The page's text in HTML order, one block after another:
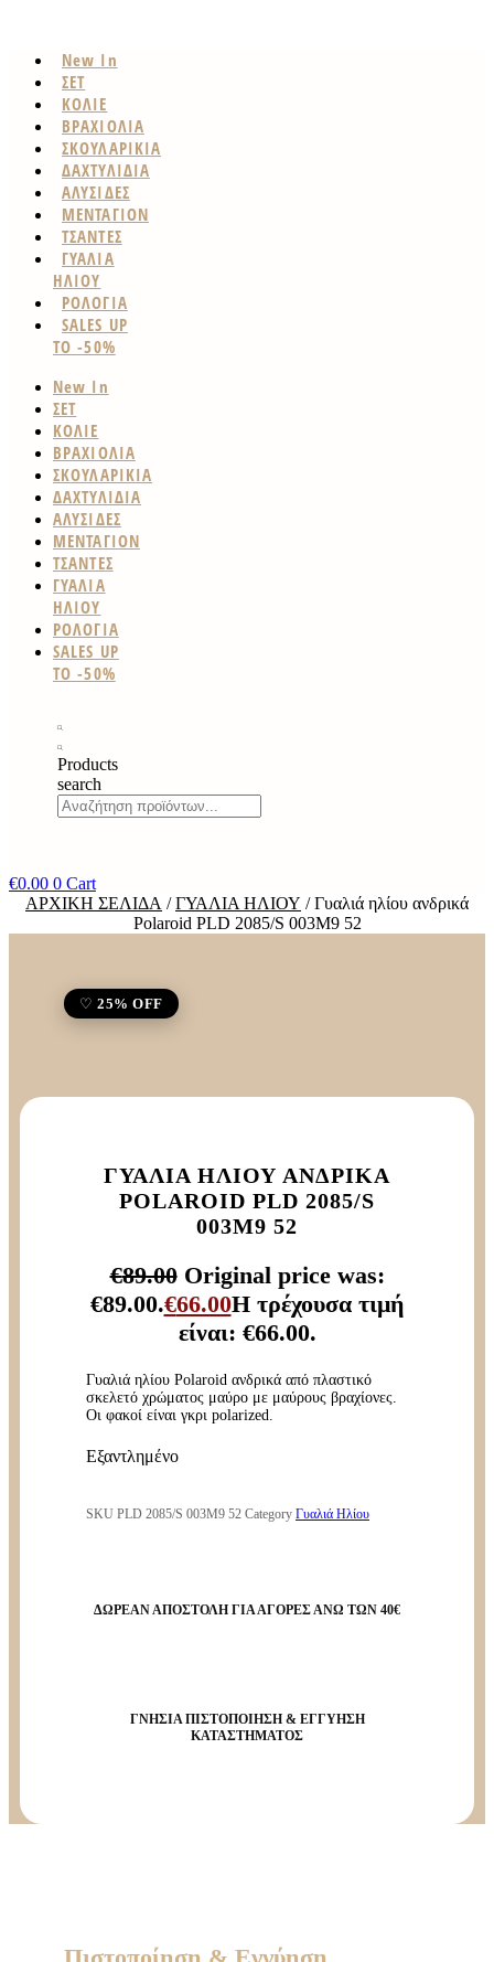
New In
ΣΕΤ
ΚΟΛΙΕ
ΒΡΑΧΙΟΛΙΑ
ΣΚΟΥΛΑΡΙΚΙΑ
ΔΑΧΤΥΛΙΔΙΑ
ΑΛΥΣΙΔΕΣ
ΜΕΝΤΑΓΙΟΝ
ΤΣΑΝΤΕΣ
ΓΥΑΛΙΑ
ΗΛΙΟΥ
ΡΟΛΟΓΙΑ
SALES UP
TO -50%
New In
ΣΕΤ
ΚΟΛΙΕ
ΒΡΑΧΙΟΛΙΑ
ΣΚΟΥΛΑΡΙΚΙΑ
ΔΑΧΤΥΛΙΔΙΑ
ΑΛΥΣΙΔΕΣ
ΜΕΝΤΑΓΙΟΝ
ΤΣΑΝΤΕΣ
ΓΥΑΛΙΑ
ΗΛΙΟΥ
ΡΟΛΟΓΙΑ
SALES UP
TO -50%
Products
search
€0.00 0 Cart
ΑΡΧΙΚΉ ΣΕΛΊΔΑ /ΓΥΑΛΙΆ ΗΛΊΟΥ / Γυαλιά ηλίου ανδρικά
Polaroid PLD 2085/S 003M9 52
25% OFF
ΓΥΑΛΙΆ ΗΛΊΟΥ ΑΝΔΡΙΚΆ
POLAROID PLD 2085/S
003M9 52
€89.00 Original price was:
€89.00.€66.00Η τρέχουσα τιμή
είναι: €66.00.
Γυαλιά ηλίου Polaroid ανδρικά από πλαστικό
σκελετό χρώματος μαύρο με μαύρους βραχίονες.
Οι φακοί είναι γκρι polarized.
Εξαντλημένο
SKU PLD 2085/S 003M9 52 Category Γυαλιά Ηλίου
ΔΩΡΕΑΝ ΑΠΟΣΤΟΛΗ ΓΙΑ ΑΓΟΡΕΣ ΑΝΩ ΤΩΝ 40€
ΓΝΗΣΙΑ ΠΙΣΤΟΠΟΙΗΣΗ & ΕΓΓΥΗΣΗ
ΚΑΤΑΣΤΗΜΑΤΟΣ